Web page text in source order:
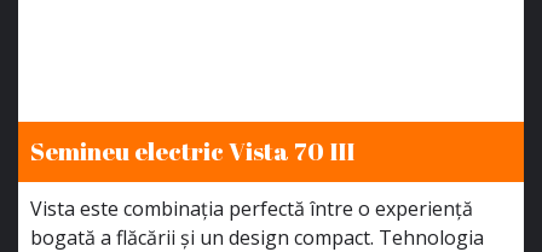
Semineu electric Vista 70 III
Vista este combinația perfectă între o experiență
bogată a flăcării și un design compact. Tehnologia